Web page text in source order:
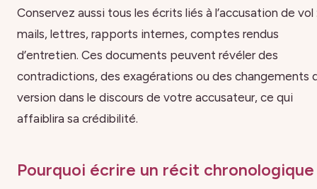
Conservez aussi tous les écrits liés à l’accusation de vol
mails, lettres, rapports internes, comptes rendus
d’entretien. Ces documents peuvent révéler des
contradictions, des exagérations ou des changements
version dans le discours de votre accusateur, ce qui
affaiblira sa crédibilité.
Pourquoi écrire un récit chronologique